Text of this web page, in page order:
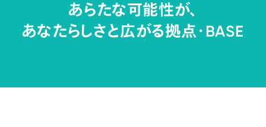
あらたな可能性が、
あなたらしさと広がる拠点・BASE